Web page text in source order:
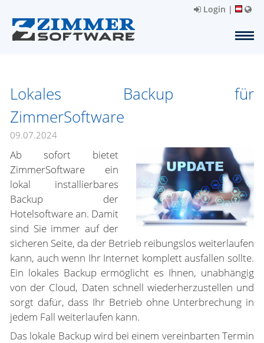
Login |
Lokales Backup für
ZimmerSoftware
09.07.2024
Ab sofort bietet
ZimmerSoftware ein
lokal installierbares
Backup der
Hotelsoftware an. Damit
sind Sie immer auf der
sicheren Seite, da der Betrieb reibungslos weiterlaufen
kann, auch wenn Ihr Internet komplett ausfallen sollte.
Ein lokales Backup ermöglicht es Ihnen, unabhängig
von der Cloud, Daten schnell wiederherzustellen und
sorgt dafür, dass Ihr Betrieb ohne Unterbrechung in
jedem Fall weiterlaufen kann.
Das lokale Backup wird bei einem vereinbarten Termin